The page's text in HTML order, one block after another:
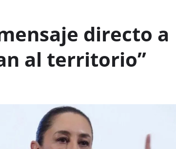
directo a
al territorio”